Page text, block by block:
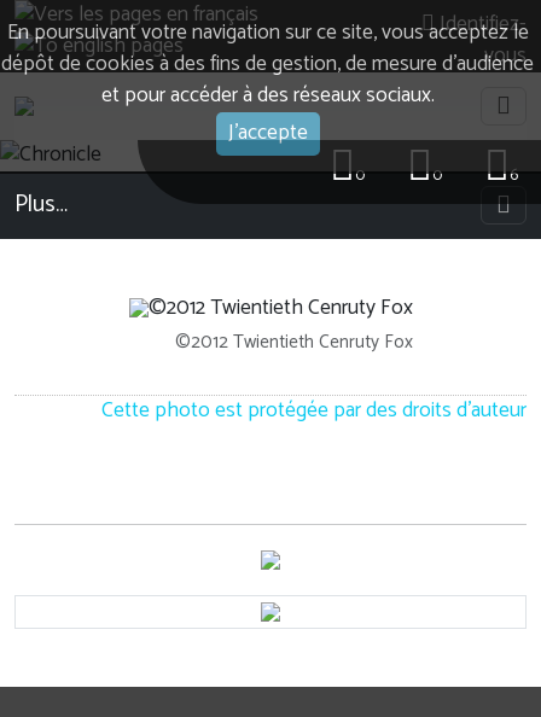
En poursuivant votre navigation sur ce site, vous acceptez le
dépôt de cookies à des fins de gestion, de mesure d’audience
et pour accéder à des réseaux sociaux.
J'accepte
Identifiez-
vous
6
0
0
Plus…
©2012 Twientieth Cenruty Fox
Cette photo est protégée par des droits d'auteur